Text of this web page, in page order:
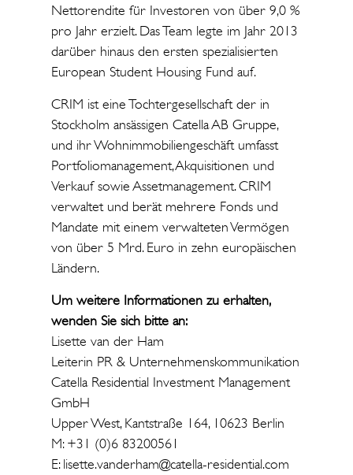
Nettorendite für Investoren von über 9,0 %
pro Jahr erzielt. Das Team legte im Jahr 2013
darüber hinaus den ersten spezialisierten
European Student Housing Fund auf.
CRIM ist eine Tochtergesellschaft der in
Stockholm ansässigen Catella AB Gruppe,
und ihr Wohnimmobiliengeschäft umfasst
Portfoliomanagement, Akquisitionen und
Verkauf sowie Assetmanagement. CRIM
verwaltet und berät mehrere Fonds und
Mandate mit einem verwalteten Vermögen
von über 5 Mrd. Euro in zehn europäischen
Ländern.
Um weitere Informationen zu erhalten,
wenden Sie sich bitte an:
Lisette van der Ham
Leiterin PR & Unternehmenskommunikation
Catella Residential Investment Management
GmbH
Upper West, Kantstraße 164, 10623 Berlin
M: +31 (0)6 83200561
E: lisette.vanderham@catella-residential.com